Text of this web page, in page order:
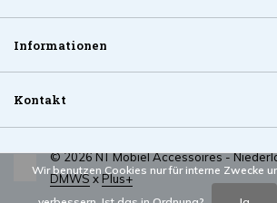
Informationen
Kontakt
© 2026 NT Mobiel Accessoires -
DMWSxPlus+
Wir benutzen Cookies nur für interne Zwecke